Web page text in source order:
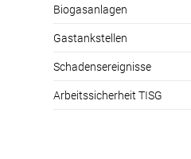
Biogasanlagen
Gastankstellen
Schadensereignisse
Arbeitssicherheit TISG